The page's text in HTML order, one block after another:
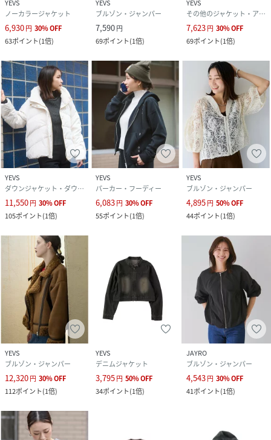
YEVS
ノーカラージャケット
6,930円 30%OFF
63ポイント(1倍)
YEVS
ブルゾン・ジャンパー
7,590円
69ポイント(1倍)
YEVS
その他のジャケット・アウター
7,623円 30%OFF
69ポイント(1倍)
YEVS
ダウンジャケット・ダウンベスト
11,550円 30%OFF
105ポイント(1倍)
YEVS
パーカー・フーディー
6,083円 30%OFF
55ポイント(1倍)
YEVS
ブルゾン・ジャンパー
4,895円 50%OFF
44ポイント(1倍)
YEVS
ブルゾン・ジャンパー
12,320円 30%OFF
112ポイント(1倍)
YEVS
デニムジャケット
3,795円 50%OFF
34ポイント(1倍)
JAYRO
ブルゾン・ジャンパー
4,543円 30%OFF
41ポイント(1倍)